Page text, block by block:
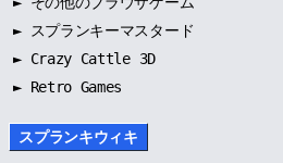
►
スプランキーマスタード
► Crazy Cattle 3D
► Retro Games
スプランキウィキ